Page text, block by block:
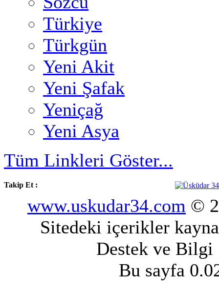
Türkiye
Türkgün
Yeni Akit
Yeni Şafak
Yeniçağ
Yeni Asya
Tüm Linkleri Göster...
Takip Et :
www.uskudar34.com ©
Sitedeki içerikler
Destek ve
Bu sayfa